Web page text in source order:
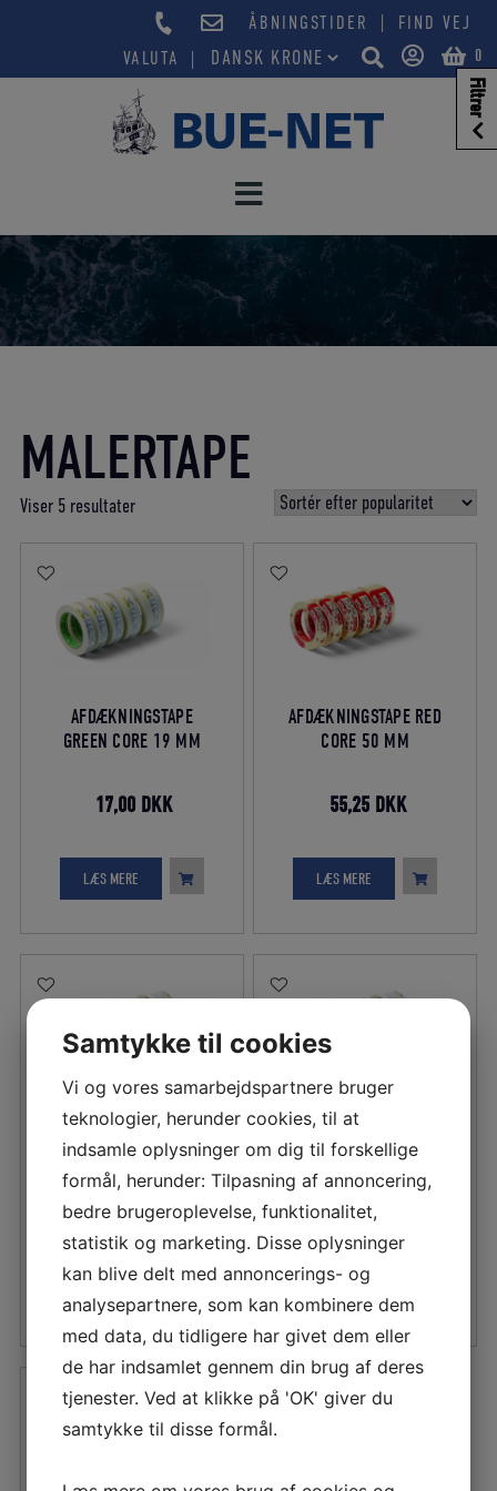
indholdet
ÅBNINGSTIDER |
FIND VEJ
VALUTA
0
MALERTAPE
Viser 5 resultaterSorteret
efter
bedømmelse
AFDÆKNINGSTAPE
GREEN CORE 19 MM
Den
pris
var:
20,00 DKK.
17,00 DKKDen
pris
17,00 DKK.
LÆS MERE
AFDÆKNINGSTAPE RED
CORE 50 MM
Den
pris
var:
65,00 DKK.
55,25 DKKDen
pris
55,25 DKK.
LÆS MERE
AFDÆKNINGSTAPE RED
CORE 38 MM
Den
oprindelige
pris
var:
55,00 DKK.
46,75DKKDen
aktuelle
pris
er:
46,75 DKK.
AFDÆKNINGSTAPE RED
CORE 25 MM.
Den
oprindelige
pris
var:
35,00 DKK.
29,75DKK
er:
29,75 DKK.
LÆS MERE
Filtrer
Samtykke til cookies
Vi og vores samarbejdspartnere bruger
teknologier, herunder cookies, til at
indsamle oplysninger om dig til forskellige
formål, herunder: Tilpasning af annoncering,
bedre brugeroplevelse, funktionalitet,
statistik og marketing. Disse oplysninger
kan blive delt med annoncerings- og
analysepartnere, som kan kombinere dem
med data, du tidligere har givet dem eller
de har indsamlet gennem din brug af deres
tjenester. Ved at klikke på 'OK' giver du
samtykke til disse formål.